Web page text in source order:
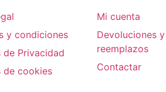
y condiciones
de Privacidad
de cookies
Mi cuenta
Devoluciones y
reemplazos
Contactar